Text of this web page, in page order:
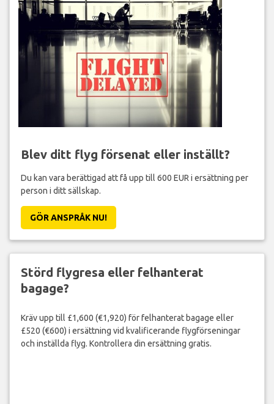
Blev ditt flyg försenat eller inställt?
Du kan vara berättigad att få upp till 600 EUR i ersättning per
person i ditt sällskap.
GÖR ANSPRÅK NU!
Störd flygresa eller felhanterat
bagage?
Kräv upp till £1,600 (€1,920) för felhanterat bagage eller
£520 (€600) i ersättning vid kvalificerande flygförseningar
och inställda flyg. Kontrollera din ersättning gratis.